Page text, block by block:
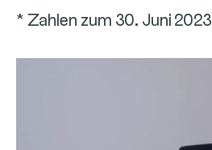
* Zahlen zum 30. Juni 2023